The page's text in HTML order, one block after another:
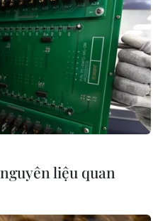
Văn hóa Argentina-
nay đã có nhiều đóng
hệ hữu nghị và hợp
bày tỏ mong muốn sớm
Việt Nam trong
tới thăm Việt
nhằm thúc đẩy hợp tác
liệu quan